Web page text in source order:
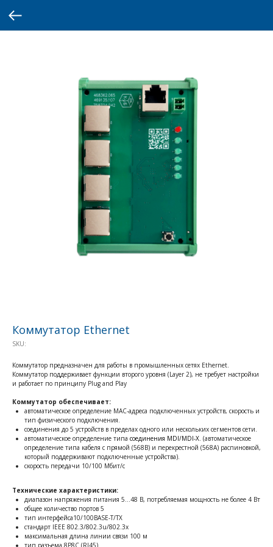
Коммутатор Ethernet
SKU:
Коммутатор предназначен для работы в промышленных сетях Ethernet.
Коммутатор поддерживает функции второго уровня (Layer 2), не требует настройки
и работает по принципу Plug and Play
Коммутатор обеспечивает:
автоматическое определение MAC-адреса подключенных устройств, скорость и
тип физического подключения.
соединения до 5 устройств в пределах одного или нескольких сегментов сети.
автоматическое определение типа соединения MDI/MDI-X. (автоматическое
определение типа кабеля с прямой (568В) и перекрестной (568А) распиновкой,
который поддерживают подключенные устройства).
скорость передачи 10/100 Мбит/с
Технические характеристики:
диапазон напряжения питания 5…48 В, потребляемая мощность не более 4 Вт
общее количество портов 5
тип интерфейса10/100BASE-T/TХ
стандарт IEEE 802.3/802.3u/802.3x
максимальная длина линии связи 100 м
тип разъема 8P8C (RJ45)